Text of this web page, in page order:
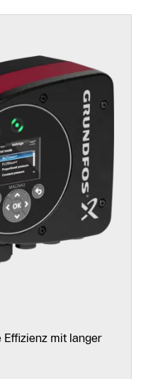
Effizienz mit langer